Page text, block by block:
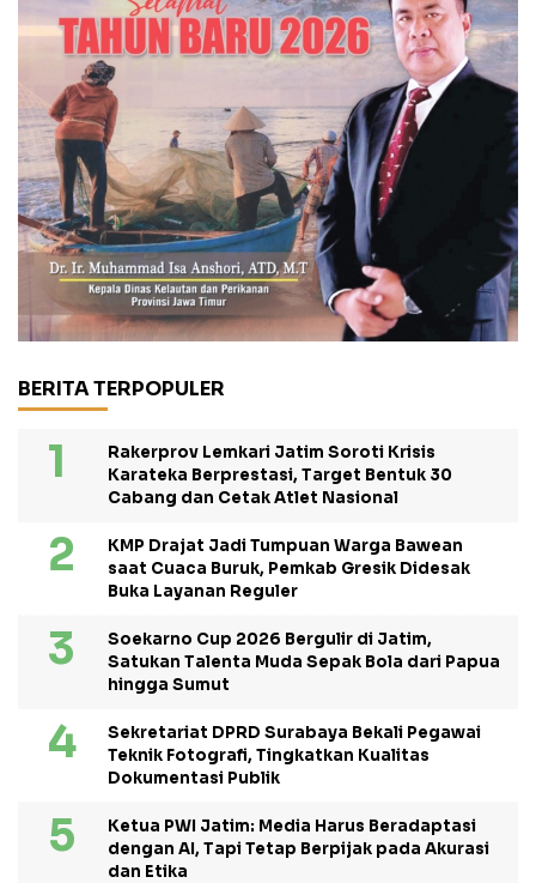
BERITA TERPOPULER
Rakerprov Lemkari Jatim Soroti Krisis
Karateka Berprestasi, Target Bentuk 30
Cabang dan Cetak Atlet Nasional
KMP Drajat Jadi Tumpuan Warga Bawean
saat Cuaca Buruk, Pemkab Gresik Didesak
Buka Layanan Reguler
Soekarno Cup 2026 Bergulir di Jatim,
Satukan Talenta Muda Sepak Bola dari Papua
hingga Sumut
Sekretariat DPRD Surabaya Bekali Pegawai
Teknik Fotografi, Tingkatkan Kualitas
Dokumentasi Publik
Ketua PWI Jatim: Media Harus Beradaptasi
dengan AI, Tapi Tetap Berpijak pada Akurasi
dan Etika